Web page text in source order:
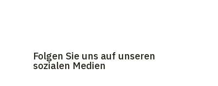
Folgen Sie uns auf unseren
sozialen Medien